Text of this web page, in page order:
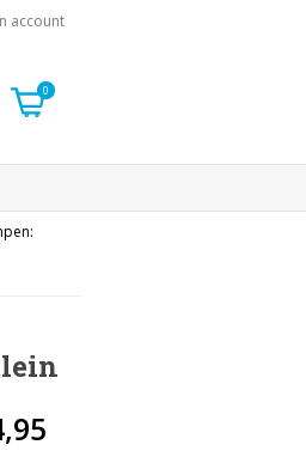
account
0